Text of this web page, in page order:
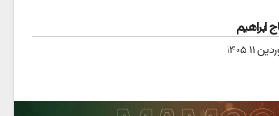
ابراهیم
۱۱ ۱۴۰۵